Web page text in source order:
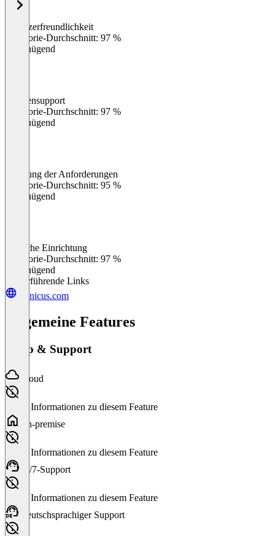
Benutzerfreundlichkeit
Kategorie-Durchschnitt: 97 %
Ungenügend
Kundensupport
Kategorie-Durchschnitt: 97 %
Ungenügend
Erfüllung der Anforderungen
Kategorie-Durchschnitt: 95 %
Ungenügend
Einfache Einrichtung
Kategorie-Durchschnitt: 97 %
Ungenügend
Weiterführende Links
granicus.com
Allgemeine Features
Setup & Support
Cloud
Keine Informationen zu diesem Feature
On-premise
Keine Informationen zu diesem Feature
24/7-Support
Keine Informationen zu diesem Feature
Deutschsprachiger Support